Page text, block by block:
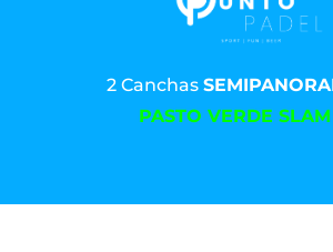
2 Canchas
PASTO VERDE